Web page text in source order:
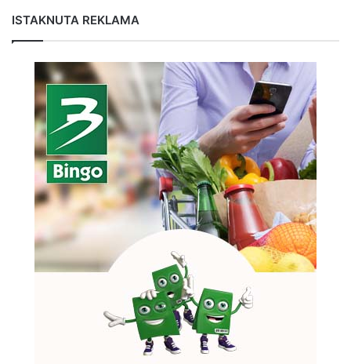
ISTAKNUTA REKLAMA